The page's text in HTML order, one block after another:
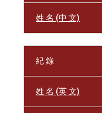
姓 名 (中 文)
紀 錄
姓 名 (英 文)